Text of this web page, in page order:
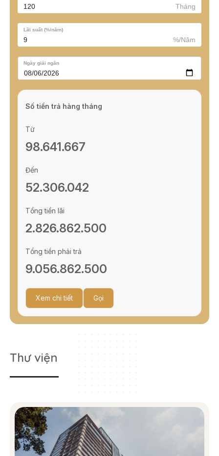
Loại hình sản
phẩm:
Số toà:
2 toà
Chiều cao:
phẩm:
515 căn
Diện tích căn
45m2 - 250m2
Năm bàn giao:
Tiêu chuẩn
Hoàn thiện có nội thất cao cấp
Pháp lý:
Tháng
Lãi suất (%/năm)
%/Năm
Ngày giải ngân
Số tiền trả hàng tháng
Từ
98.641.667
Đến
52.306.042
Tổng tiền lãi
2.826.862.500
Tổng tiền phải trả
9.056.862.500
Xem chi tiết Gọi
Thư viện